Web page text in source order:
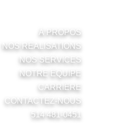
À PROPOS
NOS RÉALISATIONS
NOS SERVICES
NOTRE ÉQUIPE
CARRIÈRE
CONTACTEZ-NOUS
514 481-0451